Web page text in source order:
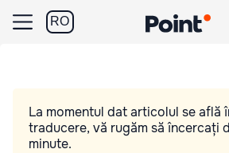
RO
La momentul dat articolul se află
traducere, vă rugăm să încercați
minute.